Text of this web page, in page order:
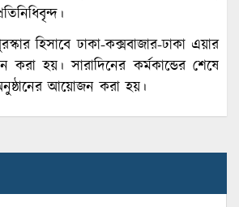
হিসাবে ঢাকা-কক্সবাজার-ঢাকা এয়ার
করা হয়। সারাদিনের কর্মকান্ডের শেষে
আয়োজন করা হয়।